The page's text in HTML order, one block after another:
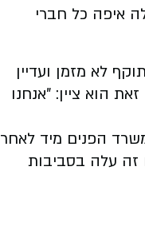
איפה כל חברי
לא מזמן ועדיין
הוא ציין: "אנחנו
הפנים מיד לאחר
זה עלה בסביבות